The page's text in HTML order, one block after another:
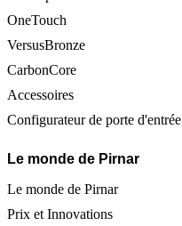
OneTouch
VersusBronze
CarbonCore
Accessoires
Configurateur de porte d'entrée
Le monde de Pirnar
Le monde de Pirnar
Prix et Innovations